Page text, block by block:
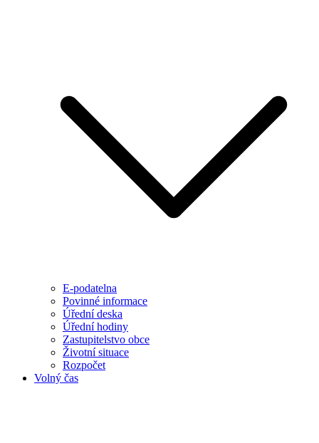
E-podatelna
Povinné informace
Úřední deska
Úřední hodiny
Zastupitelstvo obce
Životní situace
Rozpočet
Volný čas